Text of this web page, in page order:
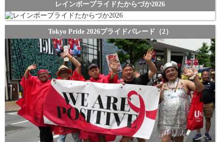
レインボープライドたからづか2026
Tokyo Pride 2026プライドパレード（2）